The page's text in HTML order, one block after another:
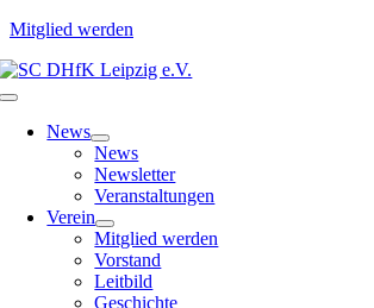
Mitglied werden
Zum
Inhalt
Toggle
NavigationNews
News
Newsletter
Veranstaltungen
Verein
Mitglied werden
Vorstand
Leitbild
Geschichte